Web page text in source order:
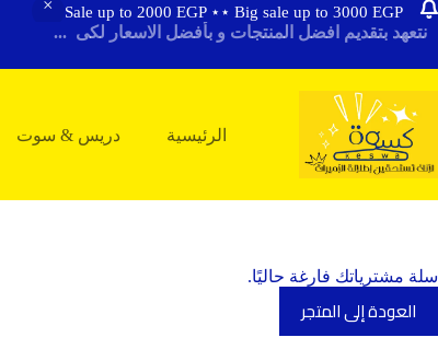
Sale up to 2000 EGP ⋆⋆ Big sale up to 3000 EGP
التجاوز
المحتوى
نتعهد بتقديم افضل المنتجات و بأفضل الاسعار لكى ...
الرئيسية دريس & سوت
سلة مشترياتك فارغة حاليًا.
العودة إلى المتجر